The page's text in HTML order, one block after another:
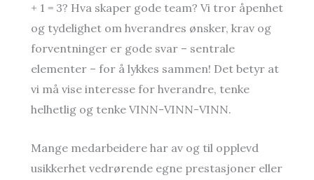
+ 1 = 3? Hva skaper gode team? Vi tror åpenhet
og tydelighet om hverandres ønsker, krav og
forventninger er gode svar – sentrale
elementer – for å lykkes sammen! Det betyr at
vi må vise interesse for hverandre, tenke
helhetlig og tenke VINN-VINN-VINN.
Mange medarbeidere har av og til opplevd
usikkerhet vedrørende egne prestasjoner eller